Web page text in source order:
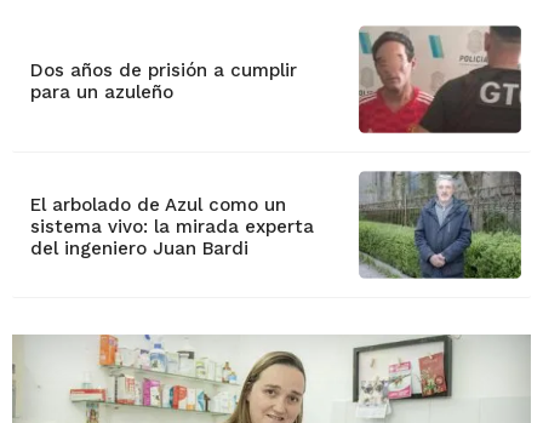
Dos años de prisión a cumplir
para un azuleño
El arbolado de Azul como un
sistema vivo: la mirada experta
del ingeniero Juan Bardi